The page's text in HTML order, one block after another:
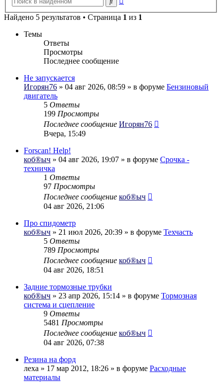
Найдено 5 результатов • Страница 1 из 1
Темы
Ответы
Просмотры
Последнее сообщение
Не запускается
Игорян76 » 04 авг 2026, 08:59 » в форуме Бензиновый
двигатель
5 Ответы
199 Просмотры
Последнее сообщение Игорян76
Вчера, 15:49
Forscan! Help!
коб®ыч » 04 авг 2026, 19:07 » в форуме Срочка -
техничка
1 Ответы
97 Просмотры
Последнее сообщение коб®ыч
04 авг 2026, 21:06
Про спидометр
коб®ыч » 21 июл 2026, 20:39 » в форуме Техчасть
5 Ответы
789 Просмотры
Последнее сообщение коб®ыч
04 авг 2026, 18:51
Задние тормозные трубки
коб®ыч » 23 апр 2026, 15:14 » в форуме Тормозная
система и сцепление
9 Ответы
5481 Просмотры
Последнее сообщение коб®ыч
04 авг 2026, 07:38
Резина на форд
леха » 17 мар 2012, 18:26 » в форуме Расходные
материалы